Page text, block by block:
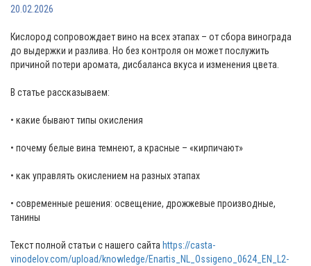
20.02.2026
Кислород сопровождает вино на всех этапах – от сбора винограда
до выдержки и разлива. Но без контроля он может послужить
причиной потери аромата, дисбаланса вкуса и изменения цвета.
В статье рассказываем:
• какие бывают типы окисления
• почему белые вина темнеют, а красные – «кирпичают»
• как управлять окислением на разных этапах
• современные решения: освещение, дрожжевые производные,
танины
Текст полной статьи с нашего сайта https://casta-
vinodelov.com/upload/knowledge/Enartis_NL_Ossigeno_0624_EN_L2-